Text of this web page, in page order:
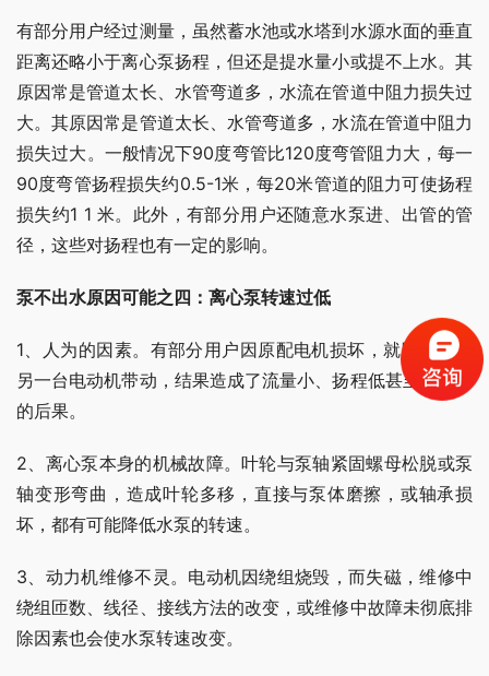
有部分用户经过测量，虽然蓄水池或水塔到水源水面的垂直
距离还略小于离心泵扬程，但还是提水量小或提不上水。其
原因常是管道太长、水管弯道多，水流在管道中阻力损失过
大。其原因常是管道太长、水管弯道多，水流在管道中阻力
损失过大。一般情况下90度弯管比120度弯管阻力大，每一
90度弯管扬程损失约0.5-1米，每20米管道的阻力可使扬程
损失约1 1 米。此外，有部分用户还随意水泵进、出管的管
径，这些对扬程也有一定的影响。
泵不出水原因可能之四：离心泵转速过低
1、人为的因素。有部分用户因原配电机损坏，就随意配上
另一台电动机带动，结果造成了流量小、扬程低甚至不上水
的后果。
2、离心泵本身的机械故障。叶轮与泵轴紧固螺母松脱或泵
轴变形弯曲，造成叶轮多移，直接与泵体磨擦，或轴承损
坏，都有可能降低水泵的转速。
3、动力机维修不灵。电动机因绕组烧毁，而失磁，维修中
绕组匝数、线径、接线方法的改变，或维修中故障未彻底排
除因素也会使水泵转速改变。